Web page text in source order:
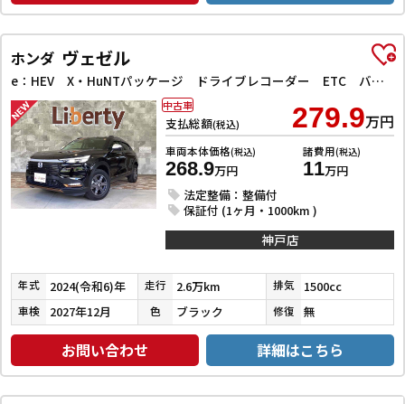
ホンダ ヴェゼル
e：HEV X・HuNTパッケージ ドライブレコーダー ETC バックカメラ クリアランスソナー オートクルーズコントロール レーンアシスト 衝突被害軽減システム ナビ TV オートライト LEDヘッドランプ ヘッドライトウォッシャー
支払総額(税込) 279.9万円
車両本体価格(税込)
268.9万円
諸費用(税込)
11万円
法定整備：整備付
保証付 (1ヶ月・1000km )
中古車
神戸店
年式 2024(令和6)年 走行 2.6万km 排気 1500cc
車検 2027年12月 色 ブラック 修復 無
お問い合わせ 詳細はこちら